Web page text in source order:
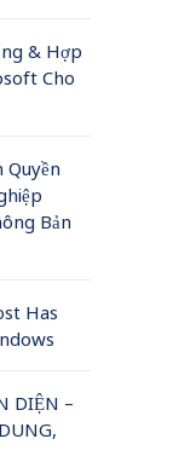
& Hợp
Cho
Quyền
Bản
Has
DIỆN –